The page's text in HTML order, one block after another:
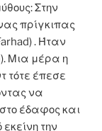
Στην
πρίγκιπας
. Ήταν
Μια μέρα η
τότε έπεσε
να
έδαφος και
την